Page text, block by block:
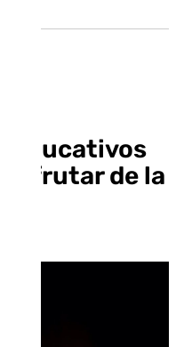
educativos
de la